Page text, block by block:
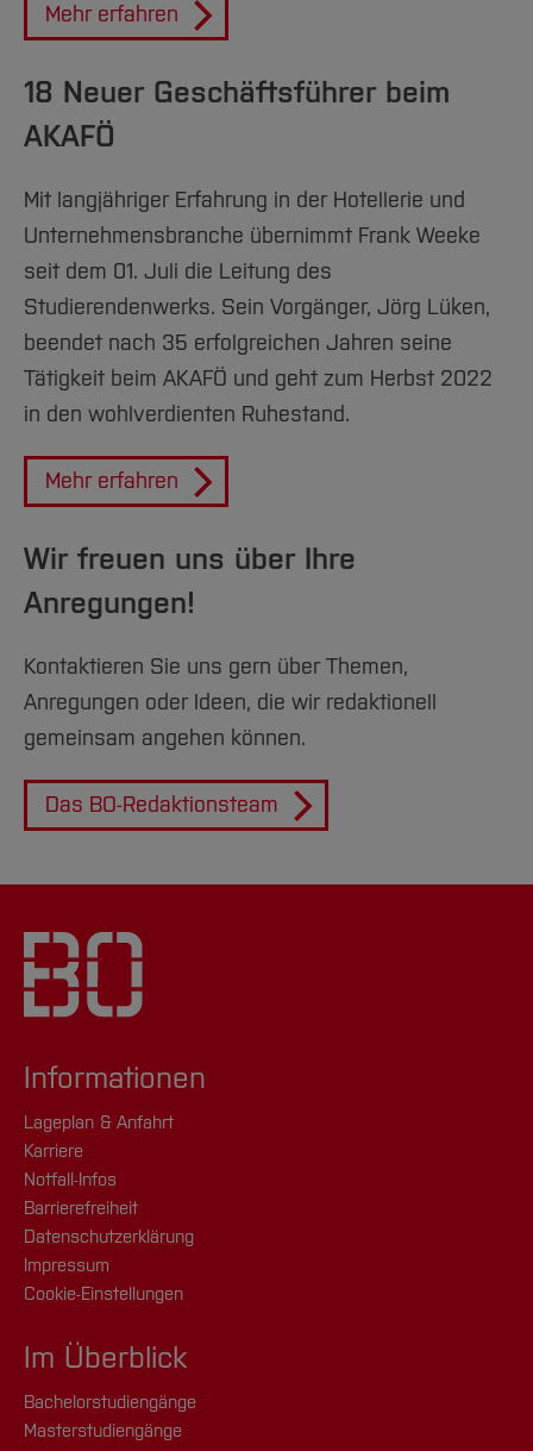
Mehr erfahren
18 Neuer Geschäftsführer beim
AKAFÖ
Mit langjähriger Erfahrung in der Hotellerie und
Unternehmensbranche übernimmt Frank Weeke
seit dem 01. Juli die Leitung des
Studierendenwerks. Sein Vorgänger, Jörg Lüken,
beendet nach 35 erfolgreichen Jahren seine
Tätigkeit beim AKAFÖ und geht zum Herbst 2022
in den wohlverdienten Ruhestand.
Mehr erfahren
Wir freuen uns über Ihre
Anregungen!
Kontaktieren Sie uns gern über Themen,
Anregungen oder Ideen, die wir redaktionell
gemeinsam angehen können.
Das BO-Redaktionsteam
Informationen
Lageplan & Anfahrt
Karriere
Notfall-Infos
Barrierefreiheit
Datenschutzerklärung
Impressum
Cookie-Einstellungen
Im Überblick
Bachelorstudiengänge
Masterstudiengänge